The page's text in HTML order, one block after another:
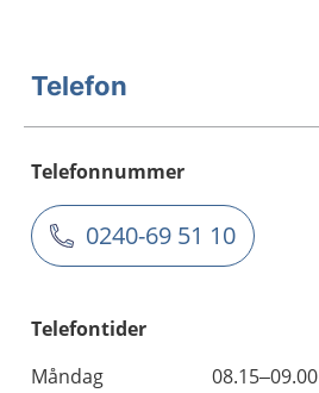
Telefon
Telefonnummer
0240-69 51 10
Telefontider
Måndag
08.15–09.00